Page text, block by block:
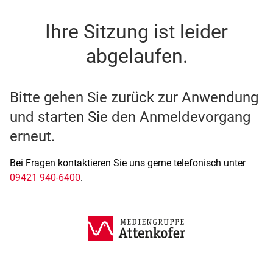
SSO Single-Sign-On der
Ihre Sitzung ist leider
abgelaufen.
Bitte gehen Sie zurück zur Anwendung
und starten Sie den Anmeldevorgang
erneut.
Bei Fragen kontaktieren Sie uns gerne telefonisch unter
09421 940-6400.